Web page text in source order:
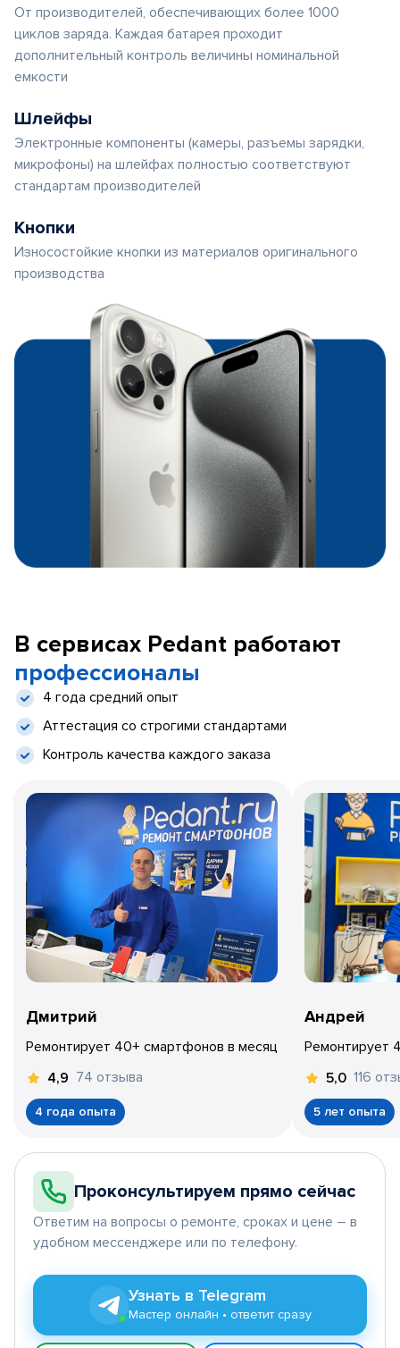
От производителей, обеспечивающих более 1000
циклов заряда. Каждая батарея проходит
дополнительный контроль величины номинальной
емкости
Шлейфы
Электронные компоненты (камеры, разъемы зарядки,
микрофоны) на шлейфах полностью соответствуют
стандартам производителей
Кнопки
Износостойкие кнопки из материалов оригинального
производства
В сервисах Pedant работают
профессионалы
4 года средний опыт
Аттестация со строгими стандартами
Контроль качества каждого заказа
Дмитрий
Ремонтирует 40+ смартфонов в месяц
4,9 74 отзыва
4 года опыта
Андрей
Ремонтирует
5,0 116
5 лет опыта
Проконсультируем прямо сейчас
Ответим на вопросы о ремонте, сроках и цене – в
удобном мессенджере или по телефону.
Узнать в Telegram
Мастер онлайн • ответит сразу